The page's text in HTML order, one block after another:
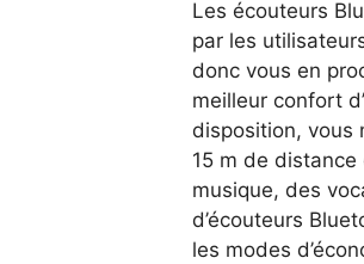
Les écouteurs
par les
donc vous en
meilleur confort
disposition, vous
15 m de
musique, des
d’écouteurs
les modes